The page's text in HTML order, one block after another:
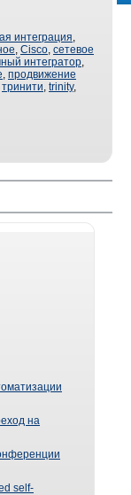
интеграция,
, Cisco, сетевое
интегратор,
, продвижение
тринити, trinity,
на
self-